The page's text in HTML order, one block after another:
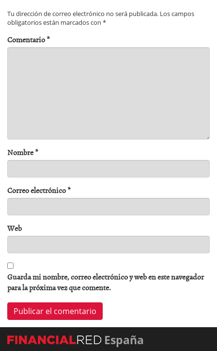
Tu dirección de correo electrónico no será publicada. Los campos
obligatorios están marcados con *
Comentario*
Nombre*
Correo electrónico*
Web
Guarda mi nombre, correo electrónico y web en este navegador
para la próxima vez que comente.
España